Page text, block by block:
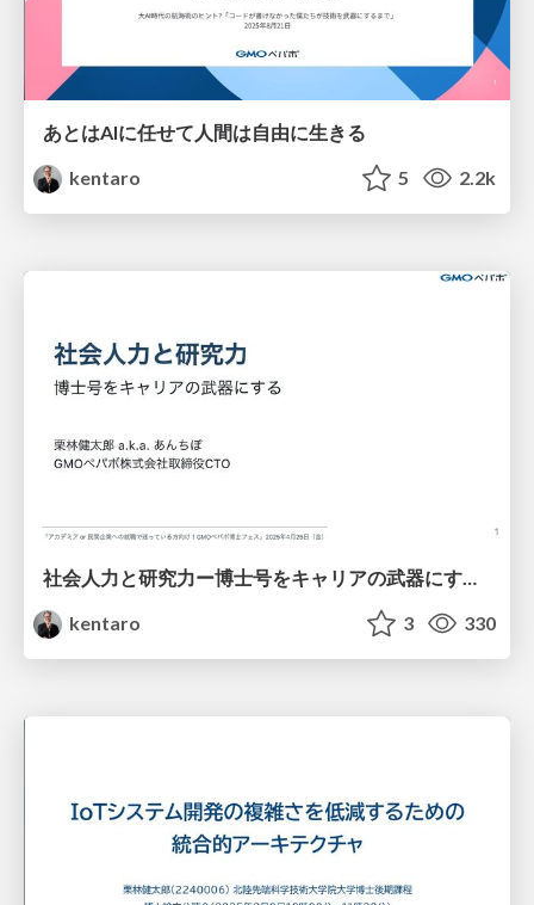
あとはAIに任せて人間は自由に生きる
kentaro
5 2.2k
kentaro
3 330